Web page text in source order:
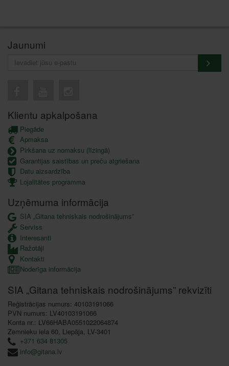
Jaunumi
Klientu apkalpošana
Piegāde
Apmaksa
Pirkšana uz nomaksu (līzingā)
Garantijas saistības un preču atgriešana
Datu aizsardzība
Lojalitātes programma
Uzņēmuma informācija
SIA „Gitana tehniskais nodrošinājums”
Serviss
Interesanti
Ražotāji
Kontakti
Noderīga informācija
SIA „Gitana tehniskais nodrošinājums” rekvizīti
Reģistrācijas numurs: 40103191066
PVN numurs: LV40103191066
Konta nr.: LV66HABA0551022064874
Zemnieku iela 60, Liepāja, LV-3401
+371 634 81305
info@gitana.lv